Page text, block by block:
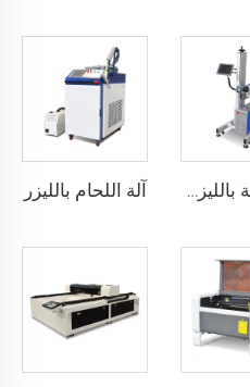
آلة علامة بالليزر الطائرة آلة اللحام بالليزر